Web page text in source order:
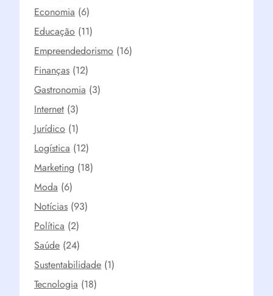
Economia (6)
Educação (11)
Empreendedorismo (16)
Finanças (12)
Gastronomia (3)
Internet (3)
Jurídico (1)
Logística (12)
Marketing (18)
Moda (6)
Notícias (93)
Política (2)
Saúde (24)
Sustentabilidade (1)
Tecnologia (18)